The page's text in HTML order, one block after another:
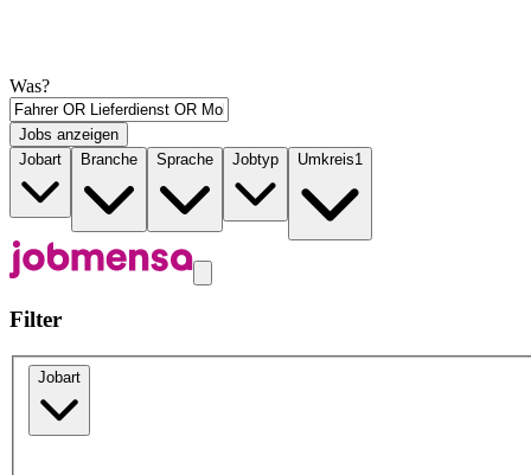
Was?
Jobs anzeigen
Jobart
Branche Sprache Jobtyp Umkreis1
Filter
Jobart